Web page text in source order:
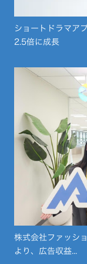
ショートドラマア
2.5倍に成長
株式会社ファッシ
より、広告収益...